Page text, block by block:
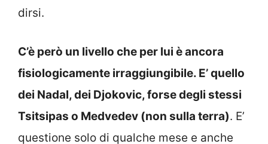
dirsi.
C’è però un livello che per lui è ancora
fisiologicamente irraggiungibile. E’ quello
dei Nadal, dei Djokovic, forse degli stessi
Tsitsipas o Medvedev (non sulla terra). E’
questione solo di qualche mese e anche